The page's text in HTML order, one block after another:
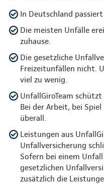
In Deutschland
Die meisten Unfälle
zuhause.
Die gesetzliche
Freizeitunfällen nicht.
viel zu wenig.
UnfallGiroTeam
Bei der Arbeit, bei
überall.
Leistungen aus
Unfallversicherung
Sofern bei einem
gesetzlichen
zusätzlich die